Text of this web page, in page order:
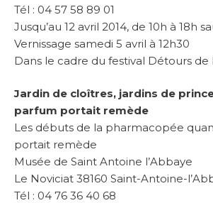
Tél : 04 57 58 89 01
Jusqu’au 12 avril 2014, de 10h à 18h
Vernissage samedi 5 avril à 12h30
Dans le cadre du festival Détours de
Jardin de cloîtres, jardins de
parfum portait remède
Les débuts de la pharmacopée
portait remède
Musée de Saint Antoine l’Abbaye
Le Noviciat 38160 Saint-Antoine-
Tél : 04 76 36 40 68